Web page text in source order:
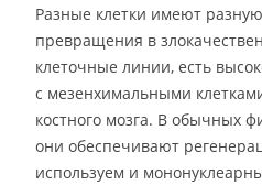
Разные клетки имеют
превращения в
клеточные линии, есть
с мезенхимальными
костного мозга. В обычных
они обеспечивают
используем и